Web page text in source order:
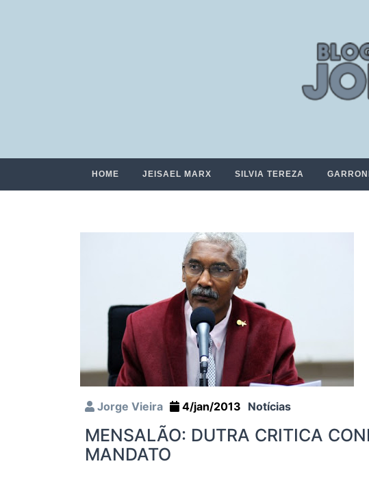
HOME JEISAEL MARX SILVIA TEREZA
Jorge Vieira 4/jan/2013 Notícias
MENSALÃO: DUTRA CRITICA
MANDATO